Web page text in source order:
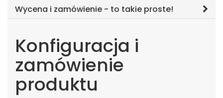
Wycena i zamówienie - to takie proste!
Konfiguracja i
zamówienie
produktu